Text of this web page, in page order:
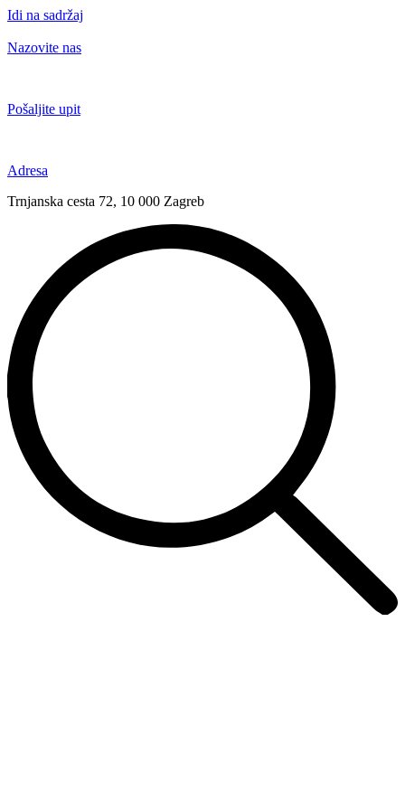
Idi na sadržaj
Nazovite nas
Pošaljite upit
Adresa
Trnjanska cesta 72, 10 000 Zagreb